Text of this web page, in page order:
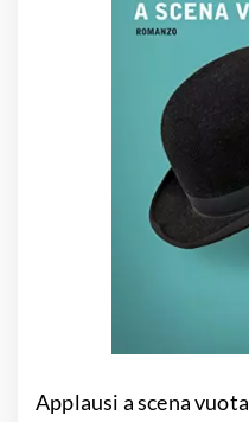
Applausi a scena vuota